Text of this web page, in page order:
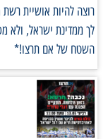
רוצה להיות אושיית
לך ממדינת ישראל, ולא
השטח של אם תרצו!*